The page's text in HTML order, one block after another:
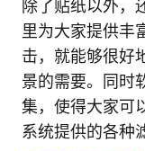
除了贴纸以外，
里为大家提供丰
击，就能够很好
景的需要。同时
集，使得大家可
系统提供的各种